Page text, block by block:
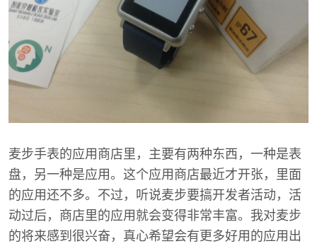
麦步手表的应用商店里，主要有两种东西，一种是表
盘，另一种是应用。这个应用商店最近才开张，里面
的应用还不多。不过，听说麦步要搞开发者活动，活
动过后，商店里的应用就会变得非常丰富。我对麦步
的将来感到很兴奋，真心希望会有更多好用的应用出